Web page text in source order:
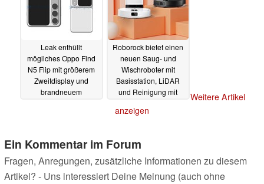
Leak enthüllt
mögliches Oppo Find
N5 Flip mit größerem
Zweitdisplay und
brandneuem
Roborock bietet einen
neuen Saug- und
Wischroboter mit
Basisstation, LiDAR
und Reinigung mit
18.05.2025
Weitere Artikel
anzeigen
Ein Kommentar im Forum
Fragen, Anregungen, zusätzliche Informationen zu diesem
Artikel? - Uns interessiert Deine Meinung (auch ohne